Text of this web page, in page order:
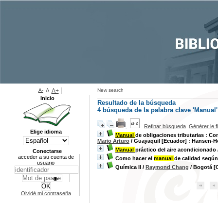
New search
Resultado de la búsqueda
4búsqueda de la palabra clave 'Manual'
Refinar búsqueda Générer le
Manual de obligaciones tributarias :
Mario Arturo / Guayaquil [Ecuador] : Hansen-
Manual práctico del aire acondicionado
Como hacer el manual de calidad
Química II / Raymond Chang / Bogotá
A- A A+
Inicio
Elige idioma
Conectarse
acceder a su cuenta de
usuario
Olvidé mi contraseña